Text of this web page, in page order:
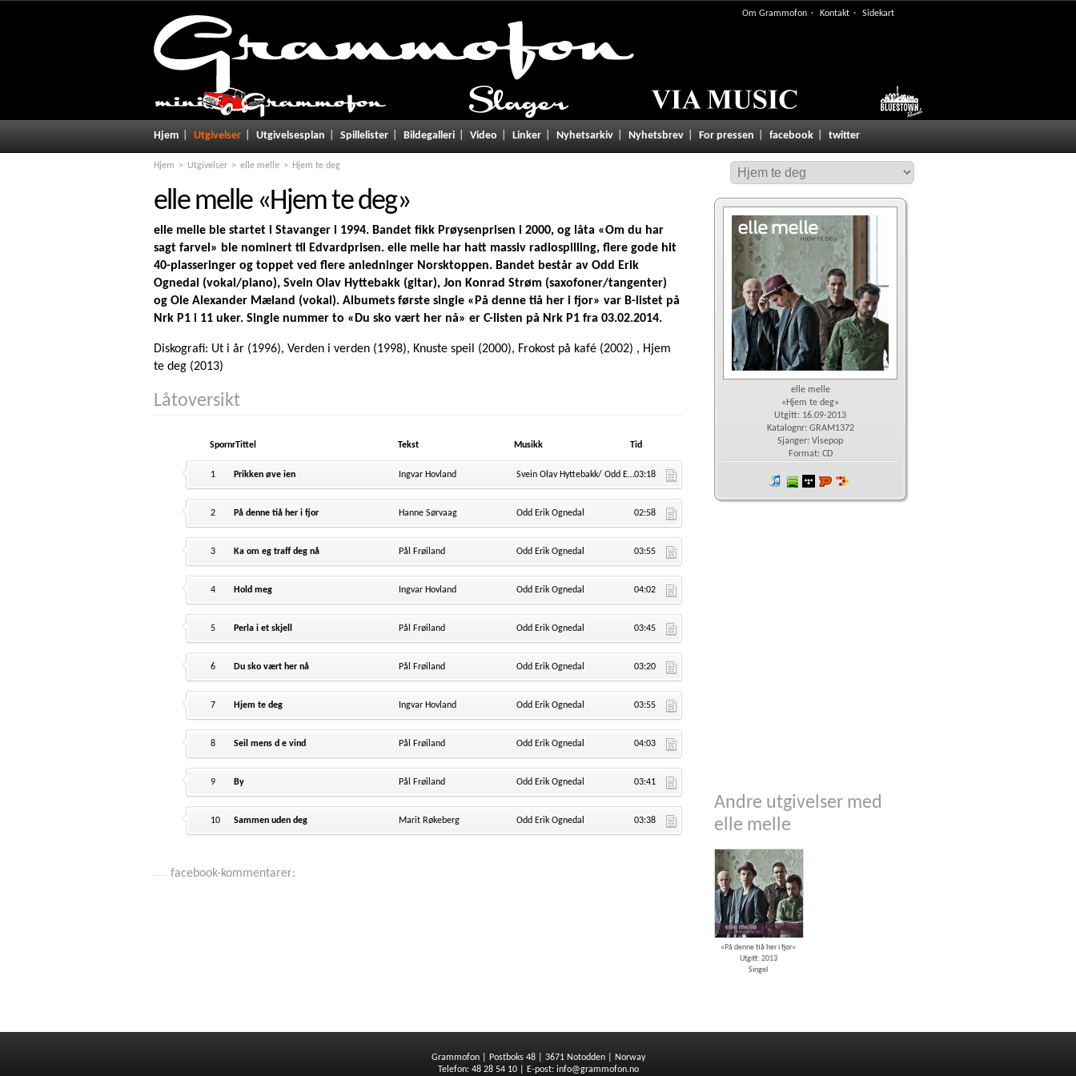
Om Grammofon Kontakt Sidekart
Hjem Utgivelser Utgivelsesplan Spillelister Bildegalleri Video Linker Nyhetsarkiv Nyhetsbrev For pressen facebook twitter
Hjem Utgivelser elle melle Hjem te deg
elle melle«Hjem te deg»
elle melle ble startet i Stavanger i 1994. Bandet fikk Prøysenprisen i 2000, og låta «Om du har
sagt farvel» ble nominert til Edvardprisen. elle melle har hatt massiv radiospilling, flere gode hit
40-plasseringer og toppet ved flere anledninger Norsktoppen. Bandet består av Odd Erik
Ognedal (vokal/piano), Svein Olav Hyttebakk (gitar), Jon Konrad Strøm (saxofoner/tangenter)
og Ole Alexander Mæland (vokal). Albumets første single «På denne tiå her i fjor» var B-listet på
Nrk P1 i 11 uker. Single nummer to «Du sko vært her nå» er C-listen på Nrk P1 fra 03.02.2014.
Diskografi: Ut i år (1996), Verden i verden (1998), Knuste speil (2000), Frokost på kafé (2002) , Hjem
te deg (2013)
Låtoversikt
SpornrTittel Tekst Musikk Tid
1 Prikken øve ien Ingvar Hovland Svein Olav Hyttebakk/ Odd Erik Ognedal03:18
2 På denne tiå her i fjor Hanne Sørvaag Odd Erik Ognedal 02:58
3 Ka om eg traff deg nå Pål Frøiland Odd Erik Ognedal 03:55
4 Hold meg Ingvar Hovland Odd Erik Ognedal 04:02
5 Perla i et skjell Pål Frøiland Odd Erik Ognedal 03:45
6 Du sko vært her nå Pål Frøiland Odd Erik Ognedal 03:20
7 Hjem te deg Ingvar Hovland Odd Erik Ognedal 03:55
8 Seil mens d e vind Pål Frøiland Odd Erik Ognedal 04:03
9 By Pål Frøiland Odd Erik Ognedal 03:41
10 Sammen uden deg Marit Røkeberg Odd Erik Ognedal 03:38
elle melle
«Hjem te deg»
Utgitt: 16.09-2013
Katalognr: GRAM1372
Sjanger: Visepop
Format: CD
iTunesspotifywimpPlatekompaniet
7digital
Andre utgivelser med
elle melle
«På denne tiå her i fjor»
Utgitt: 2013
Singel
Grammofon | Postboks 48 | 3671 Notodden | Norway
Telefon: 48 28 54 10 | E-post: info@grammofon.no